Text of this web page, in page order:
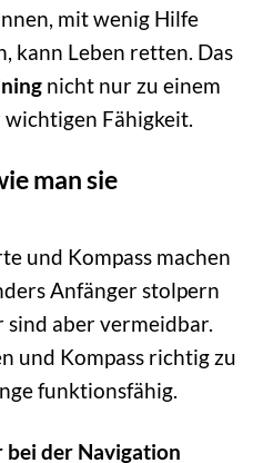
mit wenig Hilfe
kann Leben retten. Das
nicht nur zu einem
Fähigkeit.
man sie
und Kompass machen
Anfänger stolpern
sind aber vermeidbar.
und Kompass richtig zu
funktionsfähig.
bei der Navigation